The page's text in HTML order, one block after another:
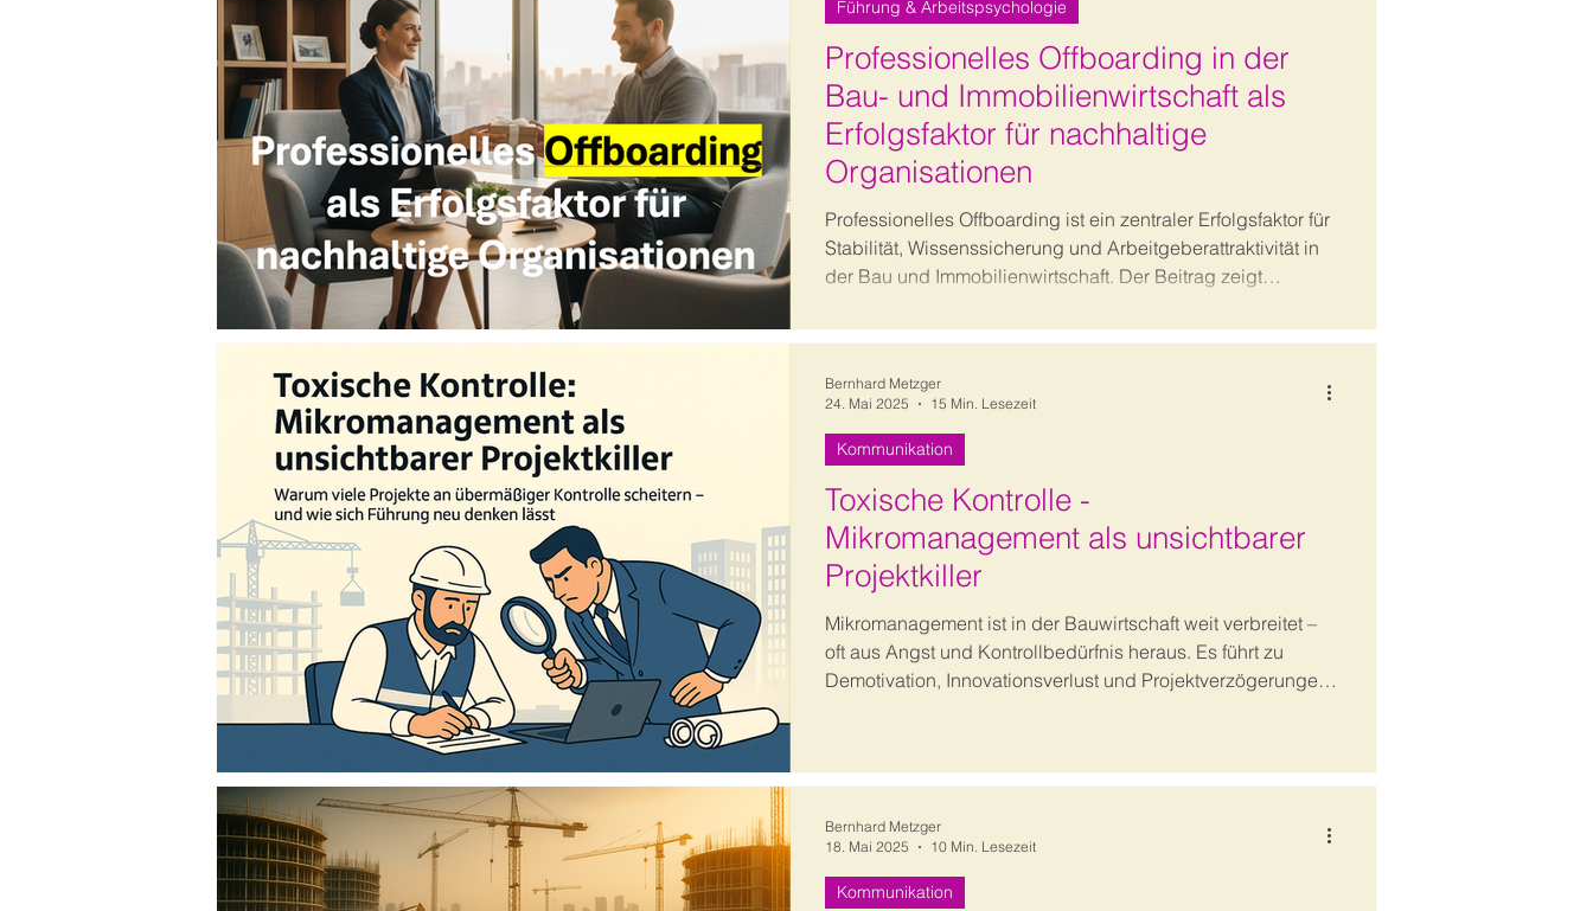
Professionelles Offboarding in der
Bau- und Immobilienwirtschaft als
Erfolgsfaktor für nachhaltige
Organisationen
Professionelles Offboarding ist ein zentraler Erfolgsfaktor für
Stabilität, Wissenssicherung und Arbeitgeberattraktivität in
der Bau und Immobilienwirtschaft. Der Beitrag zeigt
wertschätzend und strukturiert gestaltet werden.
Führung & Arbeitspsychologie
Toxische Kontrolle -
Mikromanagement als unsichtbarer
Projektkiller
Mikromanagement ist in der Bauwirtschaft weit verbreitet –
oft aus Angst und Kontrollbedürfnis heraus. Es führt zu
Demotivation, Innovationsverlust und Projektverzögerungen.
Kommunikation
Bernhard Metzger
24. Mai 2025
15 Min. Lesezeit
Kommunikation
Bernhard Metzger
18. Mai 2025
10 Min. Lesezeit